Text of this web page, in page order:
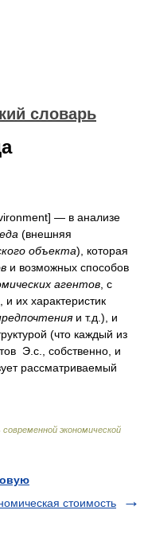
словарь
— в анализе
(внешняя
объекта), которая
и возможных способов
агентов , с
, и их характеристик
и т.д.), и
(что каждый из
Э.с., собственно, и
рассматриваемый
экономической
стоимость